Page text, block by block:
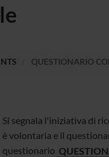
QUESTIONARIO
Si segnala l'iniziativa di
è volontaria e il
questionario